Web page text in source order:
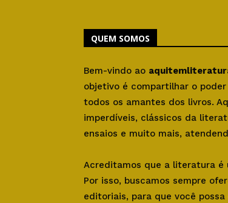
QUEM SOMOS
Bem-vindo ao
objetivo é compartilhar o
todos os amantes dos livros.
imperdíveis, clássicos da
ensaios e muito mais,
Acreditamos que a literatura é
Por isso, buscamos sempre
editoriais, para que você